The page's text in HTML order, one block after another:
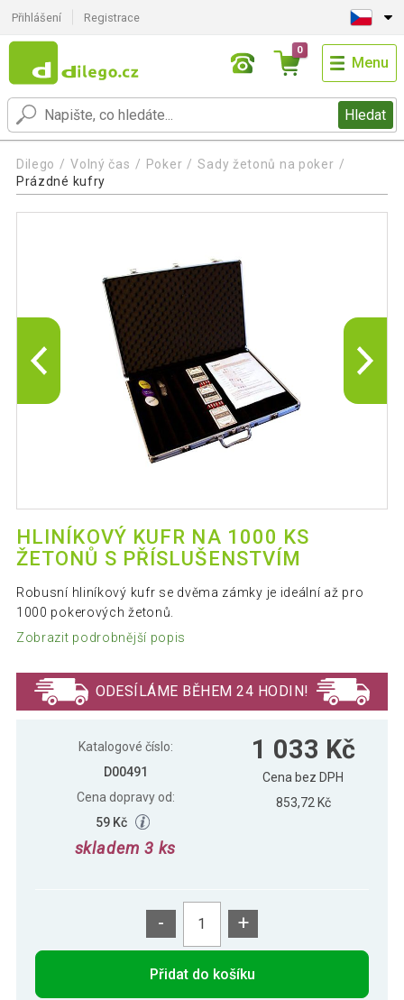
Přihlášení Registrace
Hledat
0
Menu
Dilego Volný čas Poker
Sady žetonů na poker
Prázdné kufry
HLINÍKOVÝ KUFR NA 1000 KS
ŽETONŮ S PŘÍSLUŠENSTVÍM
Robusní hliníkový kufr se dvěma zámky je ideální až pro
1000 pokerových žetonů.
Zobrazit podrobnější popis
ODESÍLÁME BĚHEM 24 HODIN!
Katalogové číslo:
D00491
Cena dopravy od:
59 Kč
skladem 3 ks
1 033 Kč
Cena bez DPH
853,72 Kč
- +
Přidat do košíku